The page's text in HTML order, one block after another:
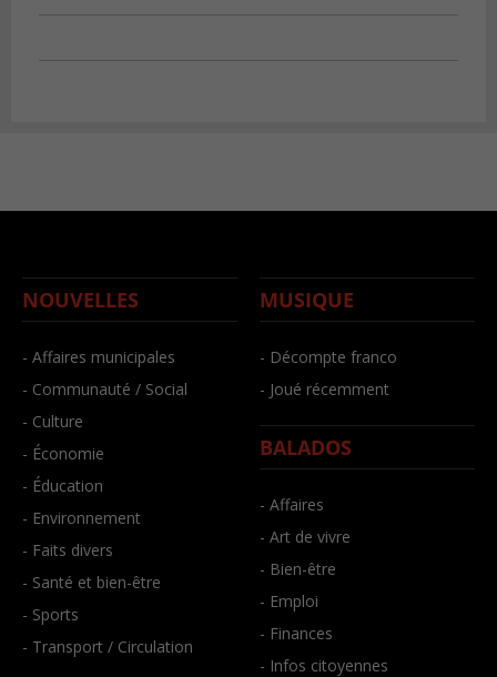
NOUVELLES
- Affaires municipales
- Communauté / Social
- Culture
- Économie
- Éducation
- Environnement
- Faits divers
- Santé et bien-être
- Sports
- Transport / Circulation
MUSIQUE
- Décompte franco
- Joué récemment
BALADOS
- Affaires
- Art de vivre
- Bien-être
- Emploi
- Finances
- Infos citoyennes